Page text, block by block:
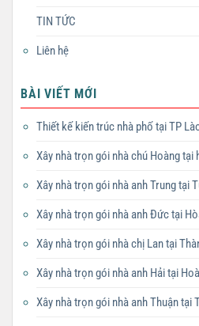
TIN TỨC
Liên hệ
BÀI VIẾT MỚI
Thiết kế kiến trúc nhà phố tại TP
Xây nhà trọn gói nhà chú Hoàng tại
Xây nhà trọn gói nhà anh Trung tại
Xây nhà trọn gói nhà anh Đức tại
Xây nhà trọn gói nhà chị Lan tại
Xây nhà trọn gói nhà anh Hải tại
Xây nhà trọn gói nhà anh Thuận tại